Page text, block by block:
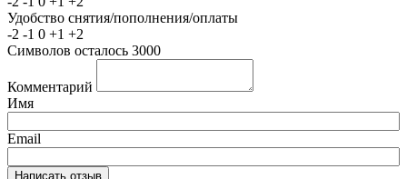
Удобство снятия/пополнения/оплаты
-2 -1 0 +1 +2
Символов осталось 3000
Комментарий
Имя
Email